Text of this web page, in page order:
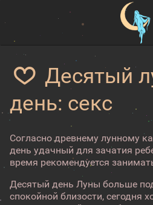
Десятый
день: секс
Согласно древнему лунному
день удачный для зачатия
время рекомендуется
Десятый день Луны больше
спокойной близости, сегодня